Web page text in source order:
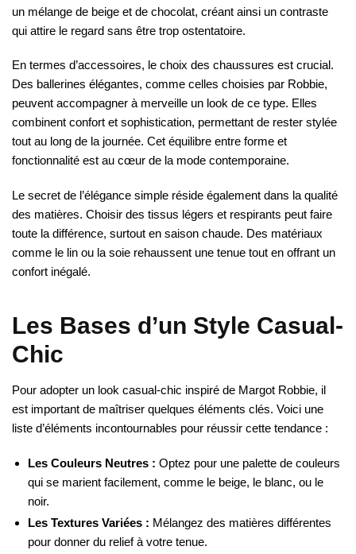
un mélange de beige et de chocolat, créant ainsi un contraste
qui attire le regard sans être trop ostentatoire.
En termes d’accessoires, le choix des chaussures est crucial.
Des ballerines élégantes, comme celles choisies par Robbie,
peuvent accompagner à merveille un look de ce type. Elles
combinent confort et sophistication, permettant de rester stylée
tout au long de la journée. Cet équilibre entre forme et
fonctionnalité est au cœur de la mode contemporaine.
Le secret de l’élégance simple réside également dans la qualité
des matières. Choisir des tissus légers et respirants peut faire
toute la différence, surtout en saison chaude. Des matériaux
comme le lin ou la soie rehaussent une tenue tout en offrant un
confort inégalé.
Les Bases d’un Style Casual-
Chic
Pour adopter un look casual-chic inspiré de Margot Robbie, il
est important de maîtriser quelques éléments clés. Voici une
liste d’éléments incontournables pour réussir cette tendance :
Les Couleurs Neutres : Optez pour une palette de couleurs
qui se marient facilement, comme le beige, le blanc, ou le
noir.
Les Textures Variées : Mélangez des matières différentes
pour donner du relief à votre tenue.